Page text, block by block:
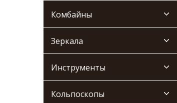
Комбайны
Зеркала
Инструменты
Кольпоскопы